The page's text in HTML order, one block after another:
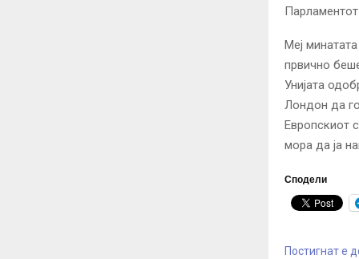
Меј
првично
Унијата
Лондон да
Европскиот
мора да ја
Сподели
Постигнат е